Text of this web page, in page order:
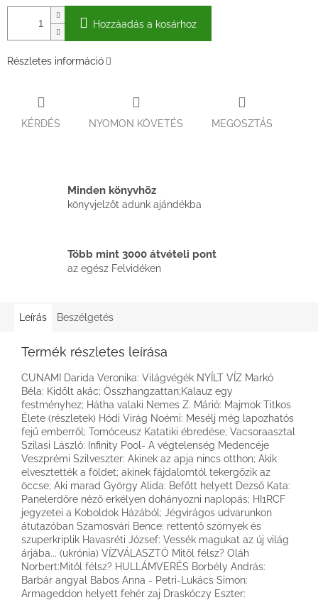
Hozzáadás a kosárhoz
Részletes információ
KÉRDÉS NYOMON KÖVETÉS MEGOSZTÁS
Minden könyvhöz
könyvjelzőt adunk ajándékba
Több mint 3000 átvételi pont
az egész Felvidéken
Leírás Beszélgetés
Termék részletes leírása
CUNAMI Darida Veronika: Világvégék NYÍLT VÍZ Markó
Béla: Kidőlt akác; Összhangzattan;Kalauz egy
festményhez; Hátha valaki Nemes Z. Márió: Majmok Titkos
Élete (részletek) Hódi Virág Noémi: Mesélj még lapozhatós
fejű emberről; Tomóceusz Katatiki ébredése; Vacsoraasztal
Szilasi László: Infinity Pool- A végtelenség Medencéje
Veszprémi Szilveszter: Akinek az apja nincs otthon; Akik
elvesztették a földet; akinek fájdalomtól tekergőzik az
öccse; Aki marad György Alida: Befőtt helyett Dezső Kata:
Panelerdőre néző erkélyen dohányozni naplopás; HI1RCF
jegyzetei a Koboldok Házából; Jégvirágos udvarunkon
átutazóban Szamosvári Bence: rettentő szörnyek és
szuperkriplik Havasréti József: Vessék magukat az új világ
árjába... (ukrónia) VÍZVÁLASZTÓ Mitől félsz? Oláh
Norbert:Mitől félsz? HULLÁMVERÉS Borbély András:
Barbár angyal Babos Anna - Petri-Lukács Simon:
Armageddon helyett fehér zaj Draskóczy Eszter: